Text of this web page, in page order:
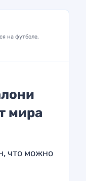
на футболе,
мира
что можно